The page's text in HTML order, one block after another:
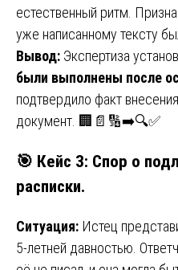
естественный ритм.
уже написанному тексту
Вывод: Экспертиза
были выполнены после
подтвердило факт
документ. 🏢📄🔢➡️🔍✅
🎯 Кейс 3: Спор о
расписки.
Ситуация: Истец
5-летней давностью.